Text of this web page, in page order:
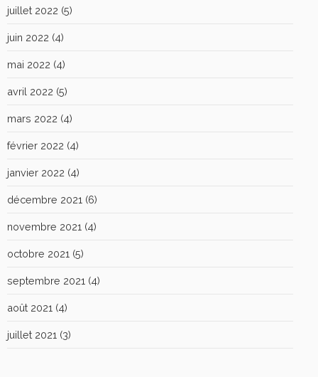
juillet 2022 (5)
juin 2022 (4)
mai 2022 (4)
avril 2022 (5)
mars 2022 (4)
février 2022 (4)
janvier 2022 (4)
décembre 2021 (6)
novembre 2021 (4)
octobre 2021 (5)
septembre 2021 (4)
août 2021 (4)
juillet 2021 (3)